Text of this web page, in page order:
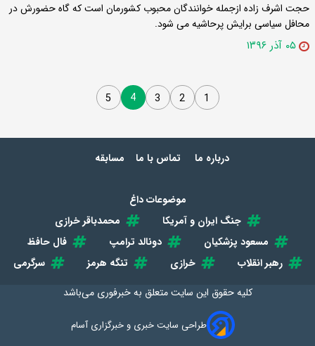
حجت اشرف زاده ازجمله خوانندگان محبوب کشورمان است که گاه حضورش در
محافل سیاسی برایش پرحاشیه می شود.
۰۵ آذر ۱۳۹۶
1
2
3
4
5
درباره ما تماس با ما مسابقه
موضوعات داغ
جنگ ایران و آمریکا
محمدباقر خرازی
مسعود پزشکیان
دونالد ترامپ
فال حافظ
رهبر انقلاب
خرازی تنگه هرمز
سرگرمی
کلیه حقوق این سایت متعلق بهخبرفوری می‌باشد
طراحی سایت خبری و خبرگزاری آسام